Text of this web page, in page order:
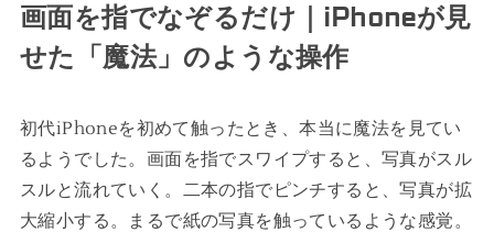
画面を指でなぞるだけ｜iPhoneが見
せた「魔法」のような操作
初代iPhoneを初めて触ったとき、本当に魔法を見てい
るようでした。画面を指でスワイプすると、写真がスル
スルと流れていく。二本の指でピンチすると、写真が拡
大縮小する。まるで紙の写真を触っているような感覚。